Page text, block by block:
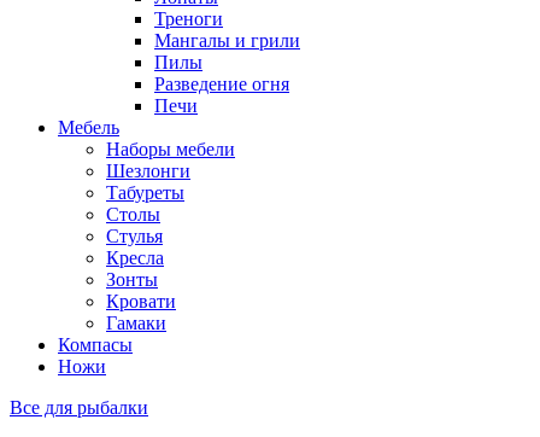
Треноги
Мангалы и грили
Пилы
Разведение огня
Печи
Мебель
Наборы мебели
Шезлонги
Табуреты
Столы
Стулья
Кресла
Зонты
Кровати
Гамаки
Компасы
Ножи
Все для рыбалки